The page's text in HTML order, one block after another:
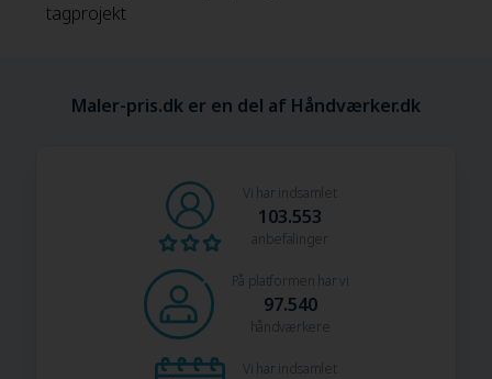
tagprojekt
Maler-pris.dk er en del af Håndværker.dk
Vi har indsamlet
103.553
anbefalinger
På platformen har vi
97.540
håndværkere
Vi har indsamlet